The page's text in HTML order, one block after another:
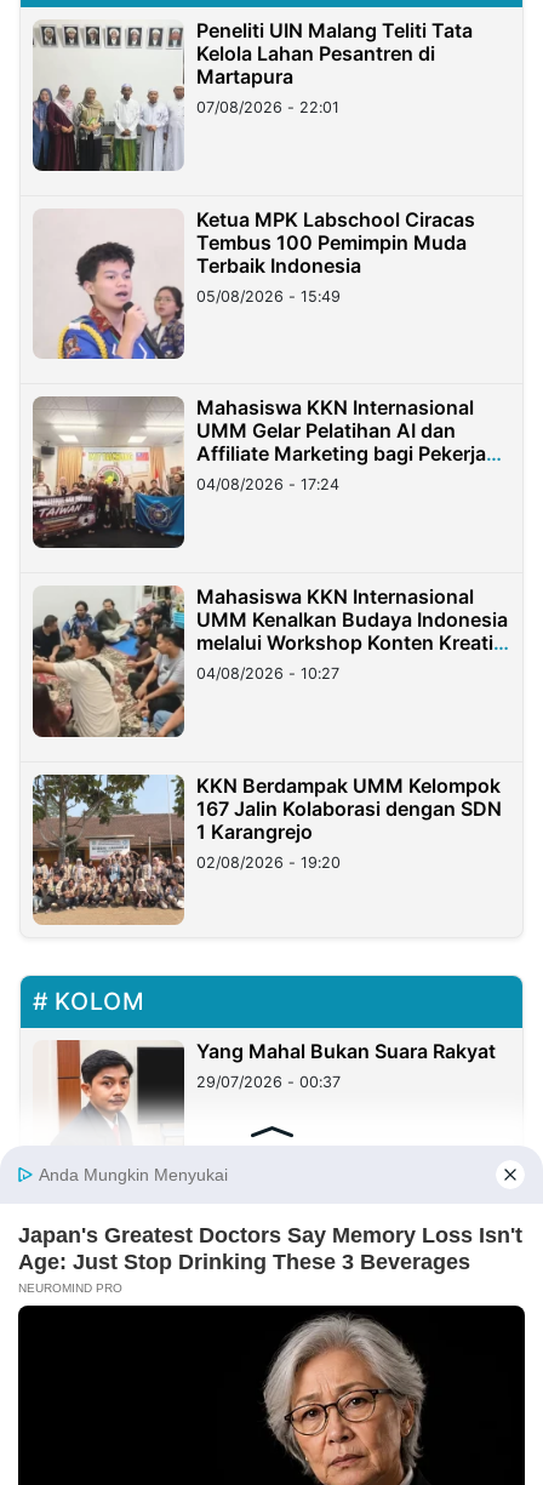
Peneliti UIN Malang Teliti Tata
Kelola Lahan Pesantren di
Martapura
07/08/2026 - 22:01
Ketua MPK Labschool Ciracas
Tembus 100 Pemimpin Muda
Terbaik Indonesia
05/08/2026 - 15:49
Mahasiswa KKN Internasional
UMM Gelar Pelatihan AI dan
Affiliate Marketing bagi Pekerja
Migran Indonesia di Taiwan
04/08/2026 - 17:24
Mahasiswa KKN Internasional
UMM Kenalkan Budaya Indonesia
melalui Workshop Konten Kreatif
di Taiwan
04/08/2026 - 10:27
KKN Berdampak UMM Kelompok
167 Jalin Kolaborasi dengan SDN
1 Karangrejo
02/08/2026 - 19:20
KOLOM
Yang Mahal Bukan Suara Rakyat
29/07/2026 - 00:37
Haji Her Mirip Prabowo, Rejekinya
Melimpah dan Dikagumi Banyak
27/07/2026 - 05:05
Sister City: Peluang Besar, tetapi
Implementasinya Masih Menjadi